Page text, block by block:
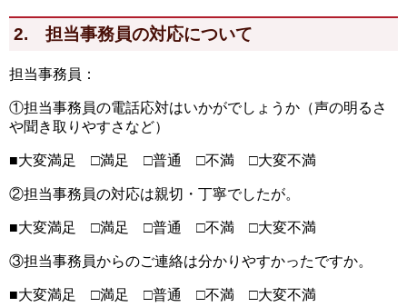
2. 担当事務員の対応について
担当事務員：
①担当事務員の電話応対はいかがでしょうか（声の明るさ
や聞き取りやすさなど）
■大変満足 □満足 □普通 □不満 □大変不満
②担当事務員の対応は親切・丁寧でしたが。
■大変満足 □満足 □普通 □不満 □大変不満
③担当事務員からのご連絡は分かりやすかったですか。
■大変満足 □満足 □普通 □不満 □大変不満